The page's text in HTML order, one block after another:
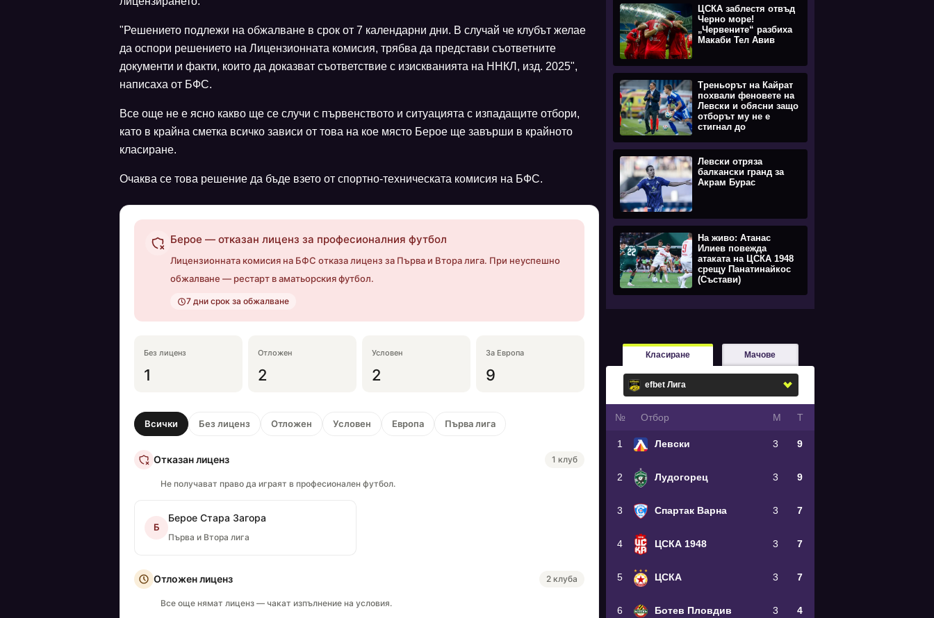
"Решението подлежи на обжалване в срок от 7 календарни дни. В случай че клубът желае
да оспори решението на Лицензионната комисия, трябва да представи съответните
документи и факти, които да доказват съответствие с изискванията на ННКЛ, изд. 2025",
написаха от БФС.
Все още не е ясно какво ще се случи с първенството и ситуацията с изпадащите отбори,
като в крайна сметка всичко зависи от това на кое място Берое ще завърши в крайното
класиране.
Очаква се това решение да бъде взето от спортно-техническата комисия на БФС.
Берое — отказан лиценз за професионалния футбол
Лицензионната комисия на БФС отказа лиценз за Първа и Втора лига. При неуспешно
обжалване — рестарт в аматьорския футбол.
7 дни срок за обжалване
Без лиценз
1
Отложен
2
Условен
2
За Европа
9
Всички Без лиценз Отложен Условен Европа Първа лига
Отказан лиценз 1 клуб
Не получават право да играят в професионален футбол.
Б
Берое Стара Загора
Първа и Втора лига
Отложен лиценз 2 клуба
Все още нямат лиценз — чакат изпълнение на условия.
ЦСКА заблестя отвъд
Черно море!
„Червените“ разбиха
Макаби Тел Авив
Треньорът на Кайрат
похвали феновете на
Левски и обясни защо
отборът му не е
стигнал до
Левски отряза
балкански гранд за
Акрам Бурас
На живо: Атанас
Илиев повежда
атаката на ЦСКА 1948
срещу Панатинайкос
(Състави)
Класиране Мачове
№ Oтбор М Т
1 Левски 3 9
2 Лудогорец 3 9
3 Спартак Варна 3 7
4 ЦСКА 1948 3 7
5 ЦСКА 3 7
6 Ботев Пловдив 3 4